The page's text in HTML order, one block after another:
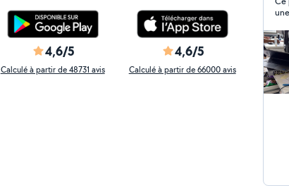
4,6/5
Calculé à partir de 48731 avis
4,6/5
Calculé à partir de 66000 avis
jour
et